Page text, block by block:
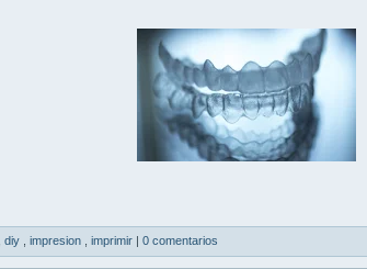
diy impresion imprimir 0 comentarios